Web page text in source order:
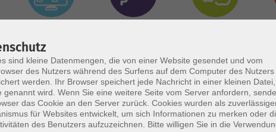
sind kleine Datenmengen, die von einer Website gesendet und vom
des Nutzers während des Surfens auf dem Computer des Nutzers
werden. Ihr Browser speichert jede Nachricht in einer kleinen
genannt wird. Wenn Sie eine weitere Seite vom Server anfordern,
das Cookie an den Server zurück. Cookies wurden als
für Websites entwickelt, um sich Informationen zu merken oder
des Benutzers aufzuzeichnen. Bitte willigen Sie in die